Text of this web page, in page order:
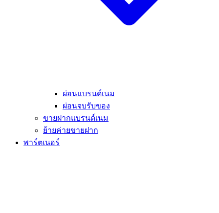
ผ่อนแบรนด์เนม
ผ่อนจบรับของ
ขายฝากแบรนด์เนม
ย้ายค่ายขายฝาก
พาร์ตเนอร์